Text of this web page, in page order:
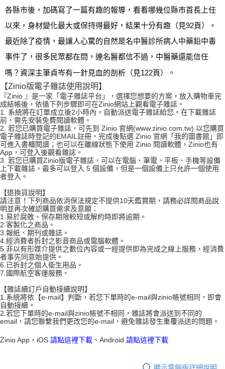
各縣市後，加碼寫了一篇有趣的報導，看看哪幾位縣市首長上任
以來，身材變化最大或保持得最好，結果十分有趣（見92頁）。
最近除了疫情，最讓人心驚的自然是名中醫診所病人中藥鉛中毒
事件了，很多民眾都在問，連名醫都信不過，中醫藥還能信任
嗎？資深主筆貞岑有一針見血的剖析（見122頁）。
【Zinio版電子雜誌使用說明】
『Zinio 』是一家「電子雜誌平台」，選擇您想要的方案，放入購物車完
成結帳後，依循下列步驟即可在Zinio網站上觀看電子雜誌。
1. 系統將在訂單成立後2小時內，自動派送電子雜誌給您。在下載雜誌
前，需先安裝免費閱讀軟體。
2. 若您已購買電子雜誌，可先到 Zinio 官網(www.zinio.com.tw) 以您購買
電子雜誌時登記的EMAIL註冊，完成後點選 Zinio 官網「我的圖書館」即
可進入書櫃閱讀；也可以在離線狀態下使用 Zinio 閱讀軟體，Zinio也有
App，可登入後觀看雜誌。
3. 若您已購買Zinio版電子雜誌，可以在電腦、筆電、平板、手機等設備
上下載雜誌，最多可以登入 5 個設備，但是一個設備上只允許一個使用
者登入。
【退換貨說明】
請注意！下列商品依消保法規定不提供10天鑑賞期，請務必詳閱商品說
明並再次確認購買需求及意願：
1.易於腐敗、保存期限較短或解約時即將逾期。
2.客製化之商品。
3.報紙、期刊或雜誌。
4.經消費者拆封之影音商品或電腦軟體。
5.非以有形媒介提供之數位內容或一經提供即為完成之線上服務，經消費
者事先同意始提供。
6.已拆封之個人衛生用品。
7.國際航空客運服務。
【雜誌續訂戶自動接續說明】
1.系統將依【e-mail】判斷，若您下單時的e-mail與zinio帳號相同，即會
自動接續。
2.若您下單時的e-mail與zinio帳號不相同，雜誌將會派送到不同的
email，請您聯繫我們更改您的e-mail，避免雜誌發生重覆派送的問題。
Zinio App，iOS 請點這裡下載 、Android 請點這裡下載
顯示電腦版詳細說明